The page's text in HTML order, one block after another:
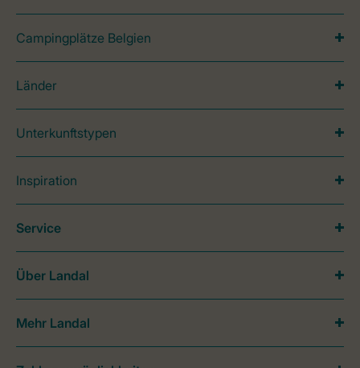
Campingplätze Belgien
Länder
Unterkunftstypen
Inspiration
Service
Über Landal
Mehr Landal